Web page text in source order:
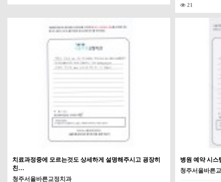
21
치료과정중에 모르는것도 상세하게 설명해주시고 굉장히
친…
청주서울바른교정치과
병원 예약 시스
청주서울바른